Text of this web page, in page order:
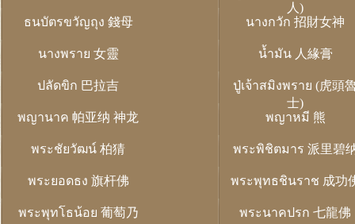
人)
ธนบัตรขวัญถุง 錢母
นางกวัก 招財女神
นางพราย 女靈 น้ำมัน 人緣膏
ปลัดขิก 巴拉吉
ปู่เจ้าสมิงพราย (虎頭
士)
พญานาค 帕亚纳 神龙
พญาหมี 熊
พระชัยวัฒน์ 柏猜 พระพิชิตมาร 派里碧
พระยอดธง 旗杆佛 พระพุทธชินราช 成功
พระพุทโธน้อย 葡萄乃 พระนาคปรก 七龍佛